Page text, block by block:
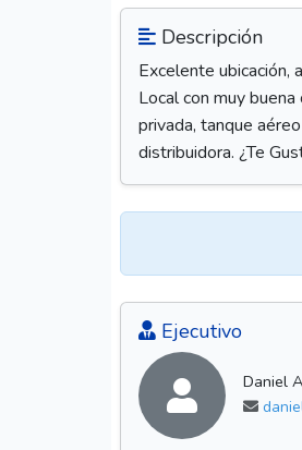
Descripción
Excelente ubicación,
Local con muy
privada, tanque
distribuidora. ¿Te
Ejecutivo
Daniel